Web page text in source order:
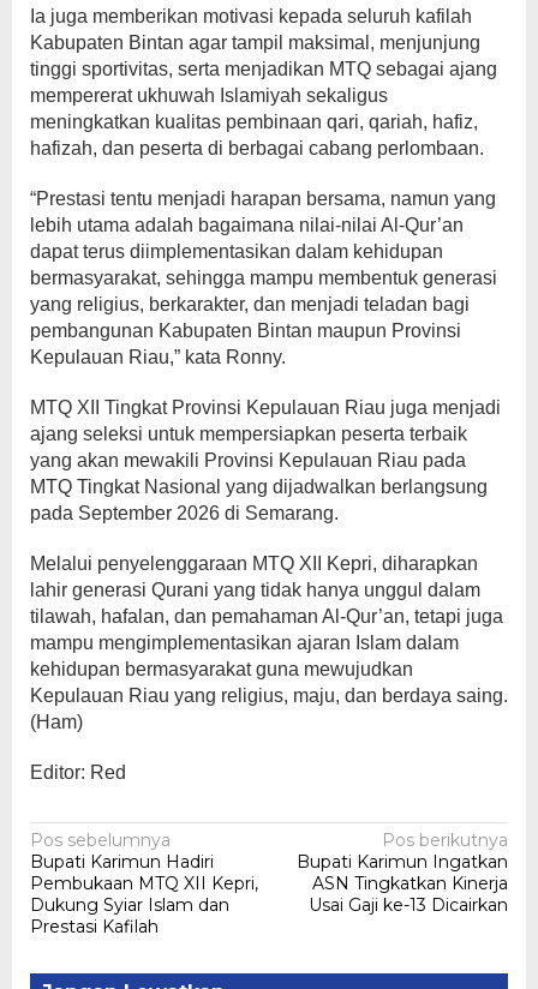
Ia juga memberikan motivasi kepada seluruh kafilah
Kabupaten Bintan agar tampil maksimal, menjunjung
tinggi sportivitas, serta menjadikan MTQ sebagai ajang
mempererat ukhuwah Islamiyah sekaligus
meningkatkan kualitas pembinaan qari, qariah, hafiz,
hafizah, dan peserta di berbagai cabang perlombaan.
“Prestasi tentu menjadi harapan bersama, namun yang
lebih utama adalah bagaimana nilai-nilai Al-Qur’an
dapat terus diimplementasikan dalam kehidupan
bermasyarakat, sehingga mampu membentuk generasi
yang religius, berkarakter, dan menjadi teladan bagi
pembangunan Kabupaten Bintan maupun Provinsi
Kepulauan Riau,” kata Ronny.
MTQ XII Tingkat Provinsi Kepulauan Riau juga menjadi
ajang seleksi untuk mempersiapkan peserta terbaik
yang akan mewakili Provinsi Kepulauan Riau pada
MTQ Tingkat Nasional yang dijadwalkan berlangsung
pada September 2026 di Semarang.
Melalui penyelenggaraan MTQ XII Kepri, diharapkan
lahir generasi Qurani yang tidak hanya unggul dalam
tilawah, hafalan, dan pemahaman Al-Qur’an, tetapi juga
mampu mengimplementasikan ajaran Islam dalam
kehidupan bermasyarakat guna mewujudkan
Kepulauan Riau yang religius, maju, dan berdaya saing.
(Ham)
Editor: Red
Navigasi
pos
Pos sebelumnya
Bupati Karimun Hadiri
Pembukaan MTQ XII Kepri,
Dukung Syiar Islam dan
Prestasi Kafilah
Pos berikutnya
Bupati Karimun Ingatkan
ASN Tingkatkan Kinerja
Usai Gaji ke-13 Dicairkan